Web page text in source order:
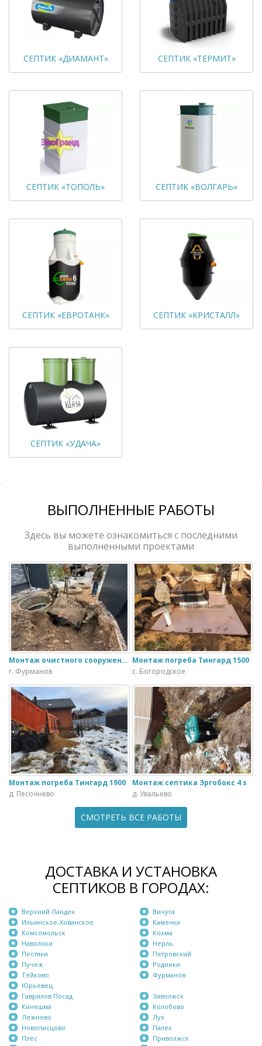
СЕПТИК «ДИАМАНТ» СЕПТИК «ТЕРМИТ»
СЕПТИК «ТОПОЛЬ» СЕПТИК «ВОЛГАРЬ»
СЕПТИК «ЕВРОТАНК» СЕПТИК «КРИСТАЛЛ»
СЕПТИК «УДАЧА»
ВЫПОЛНЕННЫЕ РАБОТЫ
Здесь вы можете ознакомиться с последними
выполненными проектами
Монтаж очистного сооружения Тверь - 1.1ПН в загородном доме
г. Фурманов
Монтаж погреба Тингард 1500
с. Богородское
Монтаж погреба Тингард 1900
д. Песочнево
Монтаж септика Эргобокс 4 s
д. Увальево
СМОТРЕТЬ ВСЕ РАБОТЫ
ДОСТАВКА И УСТАНОВКА
СЕПТИКОВ В ГОРОДАХ:
Верхний Ландех
Ильинское-Хованское
Комсомольск
Наволоки
Пестяки
Пучеж
Тейково
Юрьевец
Вичуга
Каменка
Кохма
Нерль
Петровский
Родники
Фурманов
Гаврилов Посад
Кинешма
Лежнево
Новописцово
Плёс
Заволжск
Колобово
Лух
Палех
Приволжск